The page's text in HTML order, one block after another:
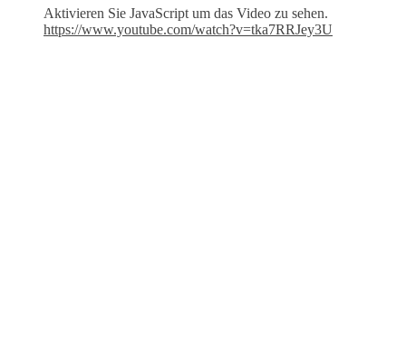
Aktivieren Sie JavaScript um das Video zu sehen.
https://www.youtube.com/watch?v=tka7RRJey3U